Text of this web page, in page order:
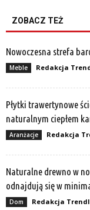
ZOBACZ TEŻ
Nowoczesna strefa
Meble Redakcja
Płytki trawertynowe
naturalnym ciepłem
Aranżacje Redakcja
Naturalne drewno w
odnajdują się w
Dom Redakcja